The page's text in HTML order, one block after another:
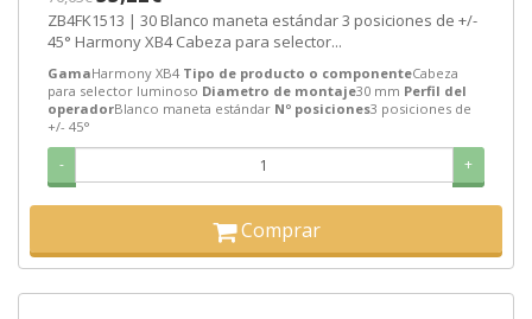
ZB4FK1513 | 30 Blanco maneta estándar 3 posiciones de +/-
45° Harmony XB4 Cabeza para selector...
GamaHarmony XB4 Tipo de producto o componenteCabeza
para selector luminoso Diametro de montaje30 mm Perfil del
operadorBlanco maneta estándar Nº posiciones3 posiciones de
+/- 45°
- +
Comprar